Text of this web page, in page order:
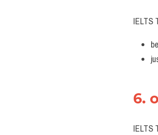
IELTS
6.
IELTS